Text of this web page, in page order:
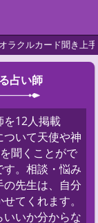
オラクルカード聞き上
占い師
を12人掲載
いて天使や神
聞くことがで
。相談・悩み
先生は、自分
てくれます。
いか分からな